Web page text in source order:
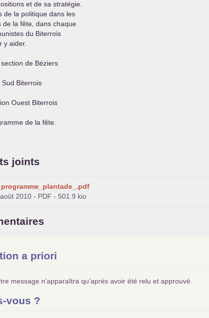
et de sa stratégie.
de la politique dans les
de la fête, dans chaque
du Biterrois
y aider.
de Béziers
Biterrois
Ouest Biterrois
de la fête.
joints
2010 - PDF - 501.9 kio
a priori
message n’apparaîtra qu’après avoir été relu et approuvé.
vous ?